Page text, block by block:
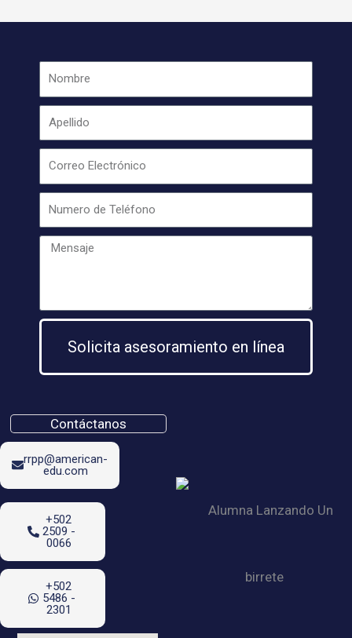
Solicita asesoramiento en línea
Contáctanos
rrpp@american-
edu.com
+502
2509 -
0066
+502
5486 -
2301